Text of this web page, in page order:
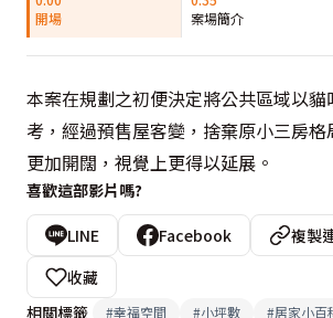
開場
案場簡介
本案在規劃之初便決定將公共區域以貓
考，經過預售屋客變，捨棄原小三房
更加開闊，視覺上更得以延展。
喜歡這部影片嗎?
LINE Facebook 複製
收藏
相關標籤
#幸福空間 #小坪數 #居家小百